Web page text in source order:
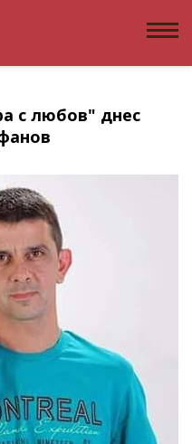
с любов" днес